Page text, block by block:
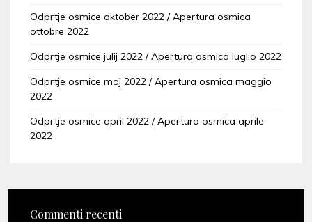
Odprtje osmice oktober 2022 / Apertura osmica
ottobre 2022
Odprtje osmice julij 2022 / Apertura osmica luglio 2022
Odprtje osmice maj 2022 / Apertura osmica maggio
2022
Odprtje osmice april 2022 / Apertura osmica aprile
2022
Commenti recenti